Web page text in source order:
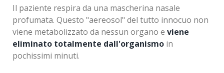
Il paziente respira da una mascherina nasale
profumata. Questo "aereosol" del tutto innocuo non
viene metabolizzato da nessun organo e viene
eliminato totalmente dall'organismo in
pochissimi minuti.